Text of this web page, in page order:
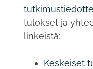
tulokset ja
linkeistä:
Keskeiset